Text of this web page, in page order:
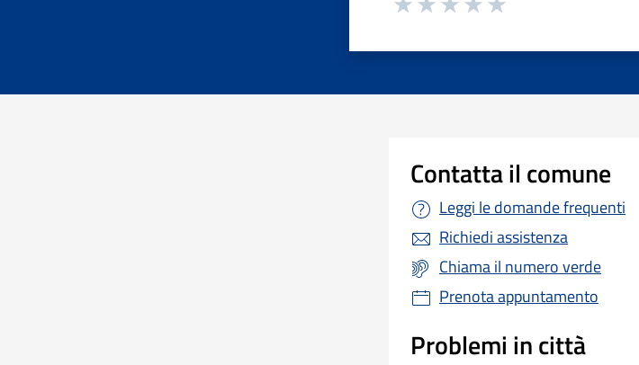
Contatta il comune
Leggi le domande frequenti
Richiedi assistenza
Chiama il numero verde
Prenota appuntamento
Problemi in città